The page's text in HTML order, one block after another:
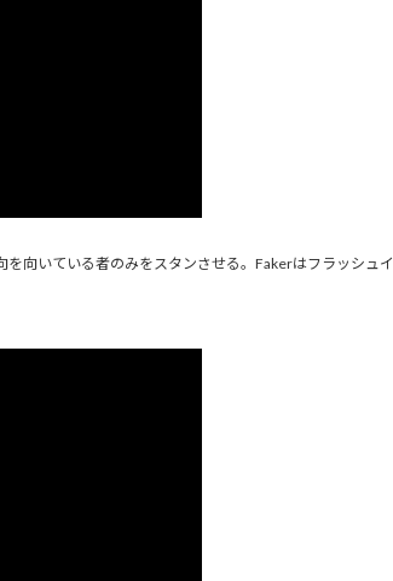
向いている者のみをスタンさせる。Fakerはフラッシュイ